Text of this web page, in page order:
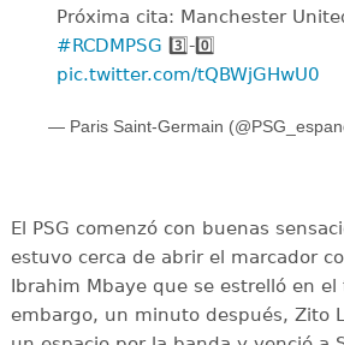
Próxima cita: Manchester
#RCDMPSG 3️⃣-0️⃣
pic.twitter.com/tQBWjGHwU0
— Paris Saint-Germain
El PSG comenzó con buenas
estuvo cerca de abrir el marcador
Ibrahim Mbaye que se estrelló en el
embargo, un minuto después, Zito